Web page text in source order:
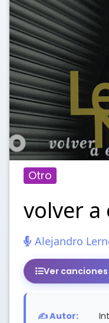
Otro
volver a
Alejandro
Ver
✍️ Autor: